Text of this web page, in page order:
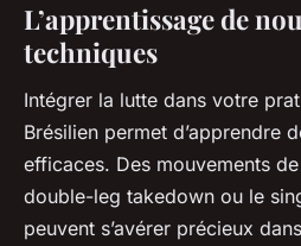
L’apprentissage de
techniques
Intégrer la lutte dans votre
Brésilien permet d’apprendre
efficaces. Des mouvements
double-leg takedown ou le
peuvent s’avérer précieux